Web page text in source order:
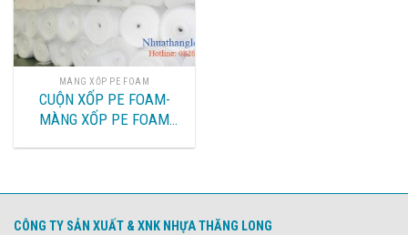
MÀNG XỐP PE FOAM
CUỘN XỐP PE FOAM-
MÀNG XỐP PE FOAM
CÔNG TY SẢN XUẤT & XNK NHỰA THĂNG LONG